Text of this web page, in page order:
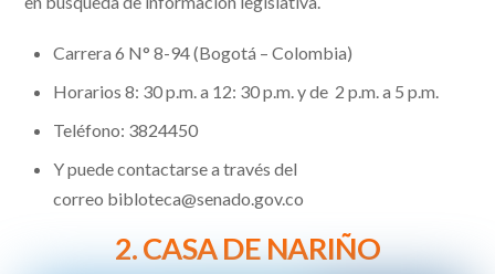
Carrera 6 N° 8-94 (Bogotá – Colombia)
Horarios 8: 30 p.m. a 12: 30 p.m. y de 2 p.m. a 5 p.m.
Teléfono: 3824450
Y puede contactarse a través del
correo bibloteca@senado.gov.co
2. CASA DE NARIÑO